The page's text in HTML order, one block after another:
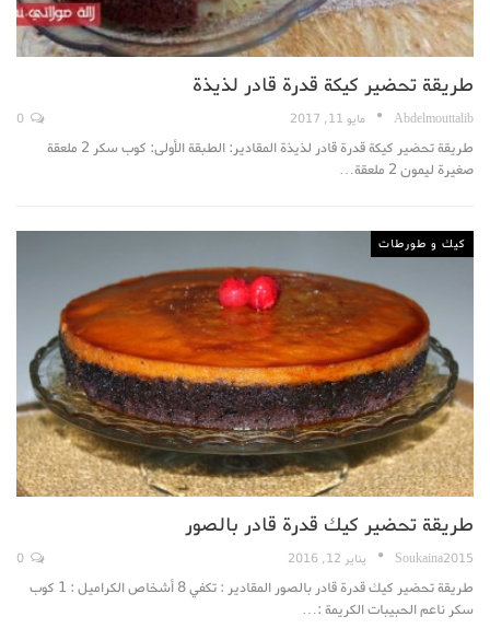
طريقة تحضير كيكة قدرة قادر لذيذة
Abdelmouttalib مايو 11, 2017
طريقة تحضير كيكة قدرة قادر لذيذة المقادير: الطبقة الأولى: كوب سكر 2 ملعقة
صغيرة ليمون 2 ملعقة…
كيك و طورطات
طريقة تحضير كيك قدرة قادر بالصور
Soukaina2015 يناير 12, 2016
طريقة تحضير كيك قدرة قادر بالصور المقادير : تكفي 8 أشخاص الكراميل : 1 كوب
سكر ناعم الحبيبات الكريمة :…